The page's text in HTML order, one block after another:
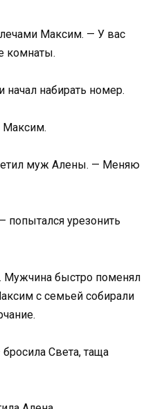
Максим. — У вас
комнаты.
начал набирать номер.
Максим.
муж Алены. — Меняю
попытался урезонить
Мужчина быстро поменял
с семьей собирали
Света, таща